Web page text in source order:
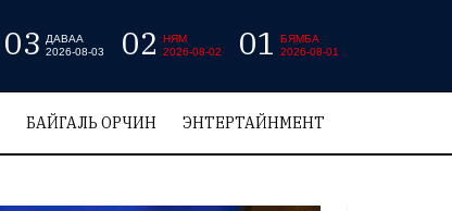
03
ДАВАА
2026-08-03
02
НЯМ
2026-08-02
01
БЯМБА
2026-08-01
БАЙГАЛЬ ОРЧИН ЭНТЕРТАЙНМЕНТ